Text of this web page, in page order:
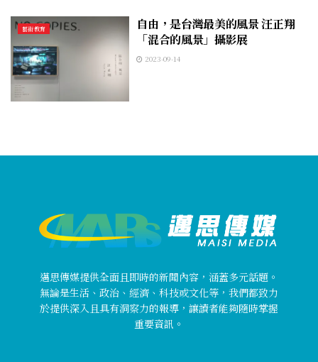
藝術教育
自由，是台灣最美的風景 汪正翔
「混合的風景」攝影展
2023-09-14
邁思傳媒提供全面且即時的新聞內容，涵蓋多元話題。
無論是生活、政治、經濟、科技或文化等，我們都致力
於提供深入且具有洞察力的報導，讓讀者能夠隨時掌握
重要資訊。